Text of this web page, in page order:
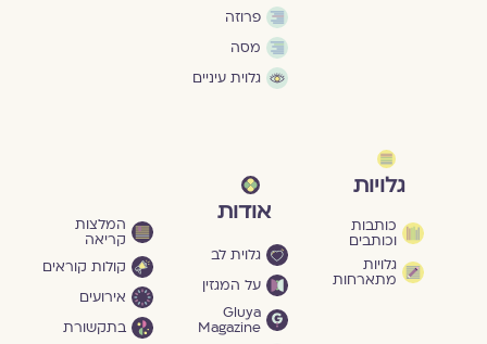
פרוזה
מסה
גלוית עיניים
גלויות
כותבות
וכותבים
גלויות
מתארחות
אודות
גלוית לב
על המגזין
Gluya
Magazine
המלצות
קריאה
קולות קוראים
אירועים
בתקשורת